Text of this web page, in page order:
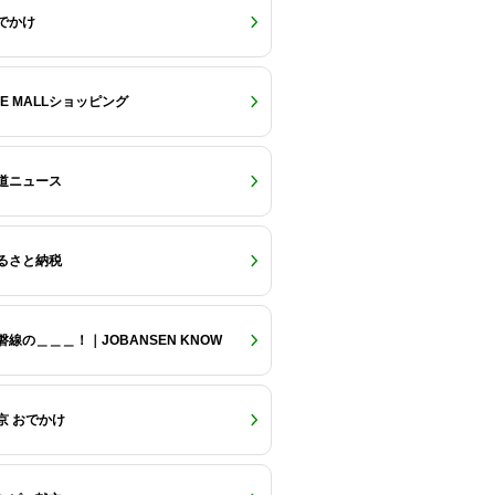
かけ
MALLショッピング
ニュース
さと納税
線の＿＿＿！｜JOBANSEN KNOW
おでかけ